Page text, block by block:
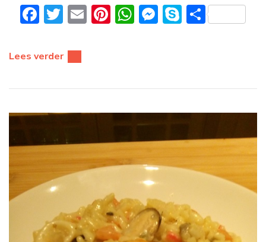
Facebook
Twitter
EmailPinterest
WhatsApp
Messenger
Skype
Delen
Lees verder